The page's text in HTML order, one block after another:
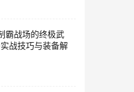
霸战场的终极武
战技巧与装备解